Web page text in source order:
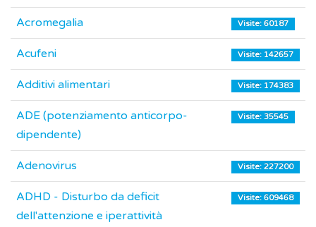
Acromegalia Visite: 60187
Acufeni Visite: 142657
Additivi alimentari Visite: 174383
ADE (potenziamento anticorpo-
dipendente)
Visite: 35545
Adenovirus Visite: 227200
ADHD - Disturbo da deficit
dell'attenzione e iperattività
Visite: 609468